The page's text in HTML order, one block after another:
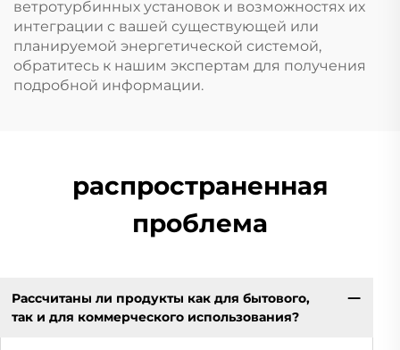
ветротурбинных установок и возможностях их
интеграции с вашей существующей или
планируемой энергетической системой,
обратитесь к нашим экспертам для получения
подробной информации.
распространенная
проблема
Рассчитаны ли продукты как для бытового,
так и для коммерческого использования?